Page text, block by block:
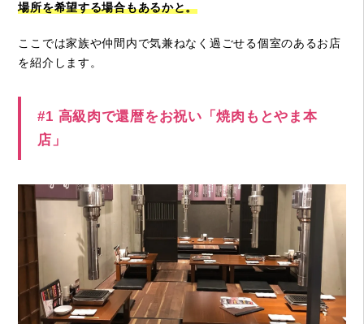
場所を希望する場合もあるかと。
ここでは家族や仲間内で気兼ねなく過ごせる個室のあるお店
を紹介します。
#1 高級肉で還暦をお祝い「焼肉もとやま本
店」